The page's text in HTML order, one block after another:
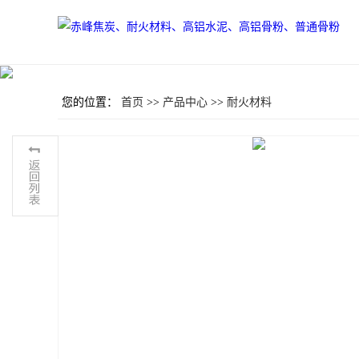
您的位置： 首页 >> 产品中心 >> 耐火材料